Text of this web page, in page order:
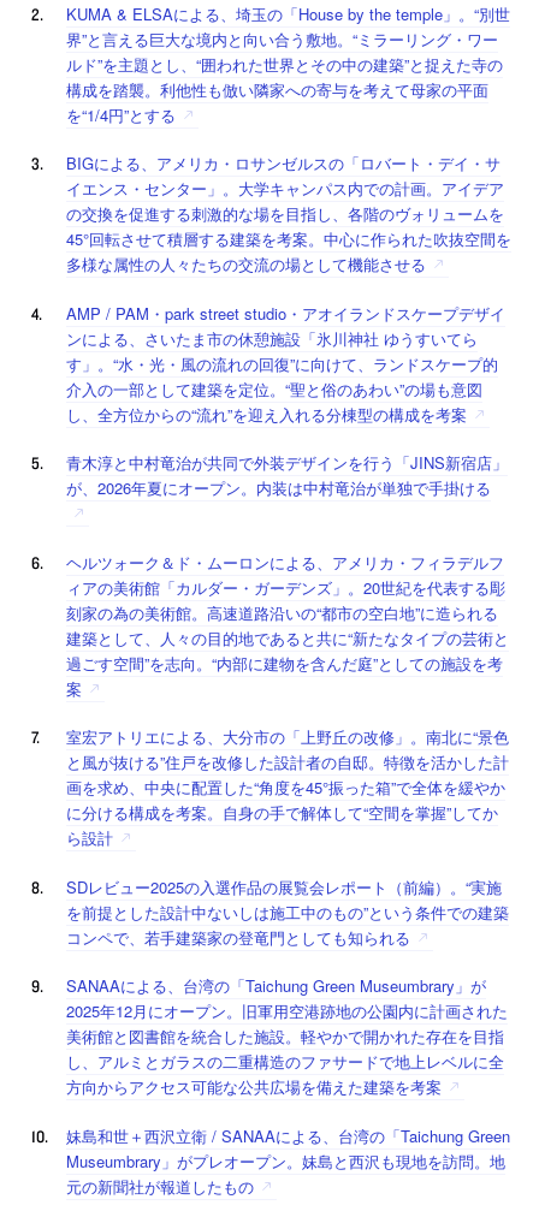
KUMA & ELSAによる、埼玉の「House by the temple」。“別世
界”と言える巨大な境内と向い合う敷地。“ミラーリング・ワー
ルド”を主題とし、“囲われた世界とその中の建築”と捉えた寺の
構成を踏襲。利他性も倣い隣家への寄与を考えて母家の平面
を“1/4円”とする
BIGによる、アメリカ・ロサンゼルスの「ロバート・デイ・サ
イエンス・センター」。大学キャンパス内での計画。アイデア
の交換を促進する刺激的な場を目指し、各階のヴォリュームを
45°回転させて積層する建築を考案。中心に作られた吹抜空間を
多様な属性の人々たちの交流の場として機能させる
AMP / PAM・park street studio・アオイランドスケープデザイ
ンによる、さいたま市の休憩施設「氷川神社 ゆうすいてら
す」。“水・光・風の流れの回復”に向けて、ランドスケープ的
介入の一部として建築を定位。“聖と俗のあわい”の場も意図
し、全方位からの“流れ”を迎え入れる分棟型の構成を考案
青木淳と中村竜治が共同で外装デザインを行う「JINS新宿店」
が、2026年夏にオープン。内装は中村竜治が単独で手掛ける
ヘルツォーク＆ド・ムーロンによる、アメリカ・フィラデルフ
ィアの美術館「カルダー・ガーデンズ」。20世紀を代表する彫
刻家の為の美術館。高速道路沿いの“都市の空白地”に造られる
建築として、人々の目的地であると共に“新たなタイプの芸術と
過ごす空間”を志向。“内部に建物を含んだ庭”としての施設を考
案
室宏アトリエによる、大分市の「上野丘の改修」。南北に“景色
と風が抜ける”住戸を改修した設計者の自邸。特徴を活かした計
画を求め、中央に配置した“角度を45°振った箱”で全体を緩やか
に分ける構成を考案。自身の手で解体して“空間を掌握”してか
ら設計
SDレビュー2025の入選作品の展覧会レポート（前編）。“実施
を前提とした設計中ないしは施工中のもの”という条件での建築
コンペで、若手建築家の登竜門としても知られる
SANAAによる、台湾の「Taichung Green Museumbrary」が
2025年12月にオープン。旧軍用空港跡地の公園内に計画された
美術館と図書館を統合した施設。軽やかで開かれた存在を目指
し、アルミとガラスの二重構造のファサードで地上レベルに全
方向からアクセス可能な公共広場を備えた建築を考案
妹島和世＋西沢立衛 / SANAAによる、台湾の「Taichung Green
Museumbrary」がプレオープン。妹島と西沢も現地を訪問。地
元の新聞社が報道したもの